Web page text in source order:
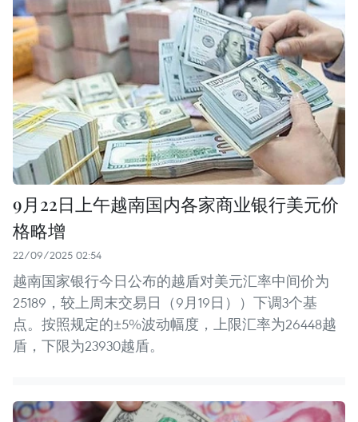
9月22日上午越南国内各家商业银行美元价
格略增
22/09/2025 02:54
越南国家银行今日公布的越盾对美元汇率中间价为
25189，较上周末交易日（9月19日））下调3个基
点。按照规定的±5%波动幅度，上限汇率为26448越
盾，下限为23930越盾。